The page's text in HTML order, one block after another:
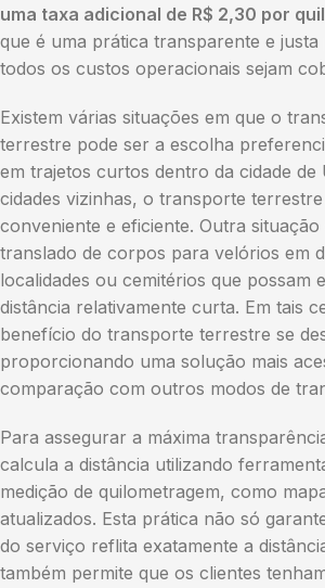
uma taxa adicional de R$ 2,30 por
que é uma prática transparente e
todos os custos operacionais sejam
Existem várias situações em que o
terrestre pode ser a escolha
em trajetos curtos dentro da cidade de
cidades vizinhas, o transporte
conveniente e eficiente. Outra
translado de corpos para velórios em
localidades ou cemitérios que possam
distância relativamente curta. Em tais
benefício do transporte terrestre se
proporcionando uma solução mais
comparação com outros modos de
Para assegurar a máxima
calcula a distância utilizando
medição de quilometragem, como
atualizados. Esta prática não só
do serviço reflita exatamente a
também permite que os clientes